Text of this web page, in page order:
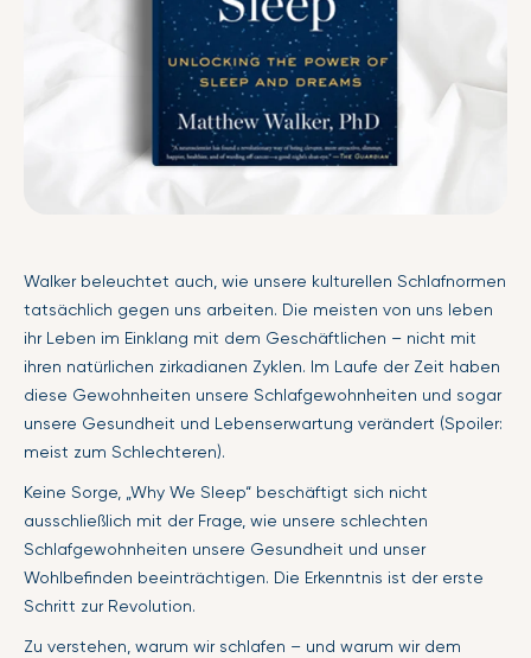
Walker beleuchtet auch, wie unsere kulturellen Schlafnormen
tatsächlich gegen uns arbeiten. Die meisten von uns leben
ihr Leben im Einklang mit dem Geschäftlichen – nicht mit
ihren natürlichen zirkadianen Zyklen. Im Laufe der Zeit haben
diese Gewohnheiten unsere Schlafgewohnheiten und sogar
unsere Gesundheit und Lebenserwartung verändert (Spoiler:
meist zum Schlechteren).
Keine Sorge, „Why We Sleep“ beschäftigt sich nicht
ausschließlich mit der Frage, wie unsere schlechten
Schlafgewohnheiten unsere Gesundheit und unser
Wohlbefinden beeinträchtigen. Die Erkenntnis ist der erste
Schritt zur Revolution.
Zu verstehen, warum wir schlafen – und warum wir dem